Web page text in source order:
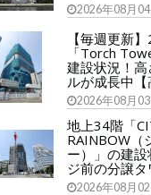
2026年08月04
【毎週更新
「Torch
建設状況！
ルが成長中【
2026年08月03
地上34階「
RAINBOW（
ー）」の建
ジ前の分譲タ
2026年08月02